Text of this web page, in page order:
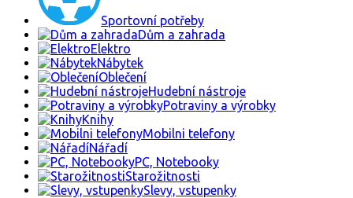
Sportovní potřeby
Dům a zahrada
Elektro
Nábytek
Oblečení
Hudební nástroje
Potraviny a výrobky
Knihy
Mobilni telefony
Nářadí
PC, Notebooky
Starožitnosti
Slevy, vstupenky